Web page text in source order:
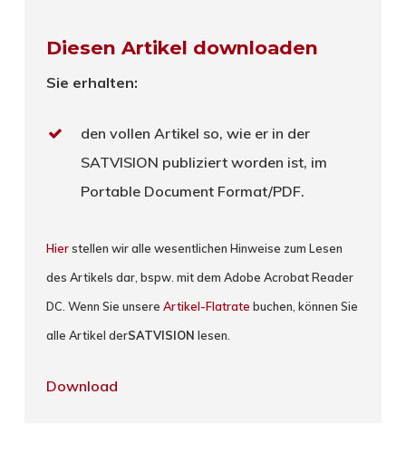
Diesen Artikel downloaden
Sie erhalten:
den vollen Artikel so, wie er in der
SATVISION publiziert worden ist, im
Portable Document Format/PDF.
Hierstellen wir alle wesentlichen Hinweise zum Lesen
des Artikels dar, bspw. mit dem Adobe Acrobat Reader
DC. Wenn Sie unsereArtikel-Flatrate buchen, können Sie
alle Artikel derSATVISION lesen.
Download